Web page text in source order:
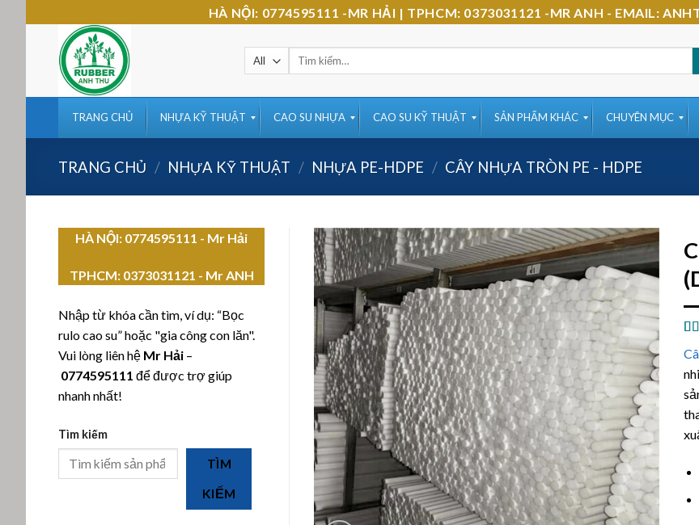
to
content
HÀ NỘI: 0774595111 -MR HẢI | TPHCM: 0373031121 -MR ANH - EMAIL:
Tìm
TRANG CHỦ NHỰA KỸ THUẬT CAO SU NHỰA CAO SU KỸ THUẬT SẢN PHẨM KHÁC CHUYÊN MỤC
TRANG CHỦ / NHỰA KỸ THUẬT / NHỰA PE-HDPE / CÂY NHỰA TRÒN PE - HDPE
HÀ NỘI: 0774595111 - Mr Hải
TPHCM: 0373031121 - Mr ANH
Nhập từ khóa cần tìm, ví dụ: “Bọc
rulo cao su” hoặc "gia công con lăn".
Vui lòng liên hệ Mr Hải –
0774595111 để được trợ giúp
nhanh nhất!
Tìm kiếm
TÌM
KIẾM